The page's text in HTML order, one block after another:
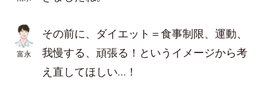
富永
その前に、ダイエット＝食事制限、運動、
我慢する、頑張る！というイメージから考
え直してほしい…！